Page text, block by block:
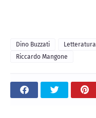
Dino Buzzati Letteratura
Riccardo Mangone